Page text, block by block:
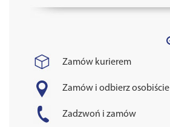
Zamów kurierem
Zamów i odbierz osobiście
Zadzwoń i zamów